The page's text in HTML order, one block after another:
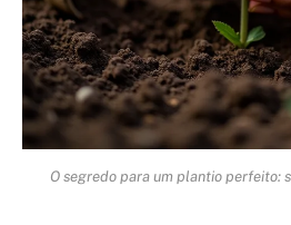
O segredo para um plantio perfeito: